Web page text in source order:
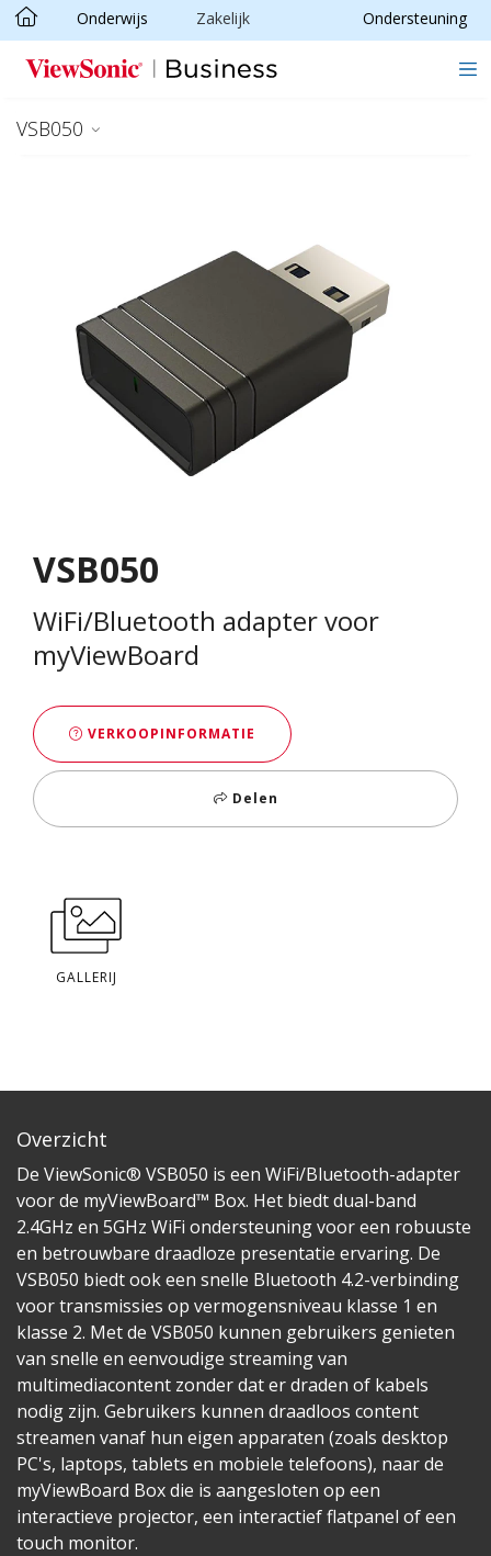
Ga naar hoofdinhoud
Onderwijs Zakelijk Ondersteuning
VSB050
VSB050
WiFi/Bluetooth adapter voor
myViewBoard
VERKOOPINFORMATIE
Delen
GALLERIJ
Overzicht
De ViewSonic® VSB050 is een WiFi/Bluetooth-adapter
voor de myViewBoard™ Box. Het biedt dual-band
2.4GHz en 5GHz WiFi ondersteuning voor een robuuste
en betrouwbare draadloze presentatie ervaring. De
VSB050 biedt ook een snelle Bluetooth 4.2-verbinding
voor transmissies op vermogensniveau klasse 1 en
klasse 2. Met de VSB050 kunnen gebruikers genieten
van snelle en eenvoudige streaming van
multimediacontent zonder dat er draden of kabels
nodig zijn. Gebruikers kunnen draadloos content
streamen vanaf hun eigen apparaten (zoals desktop
PC's, laptops, tablets en mobiele telefoons), naar de
myViewBoard Box die is aangesloten op een
interactieve projector, een interactief flatpanel of een
touch monitor.